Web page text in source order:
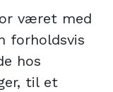
været med
forholdsvis
hos
til et